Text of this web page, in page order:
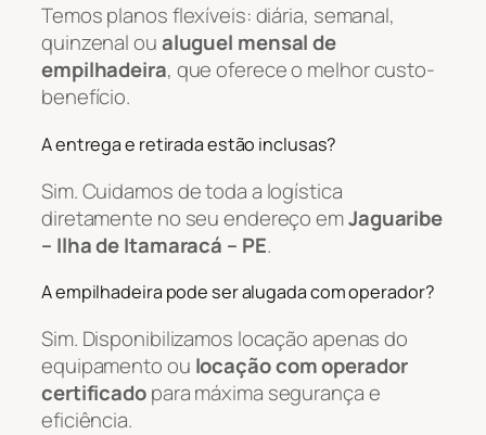
Temos planos flexíveis: diária, semanal,
quinzenal oualuguel mensal de
empilhadeira, que oferece o melhor custo-
benefício.
A entrega e retirada estão inclusas?
Sim. Cuidamos de toda a logística
diretamente no seu endereço emJaguaribe
– Ilha de Itamaracá – PE.
A empilhadeira pode ser alugada com operador?
Sim. Disponibilizamos locação apenas do
equipamento ou locação com operador
certificadopara máxima segurança e
eficiência.